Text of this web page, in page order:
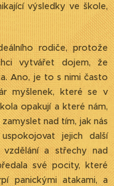
výsledky ve škole,
rodiče, protože
vytvářet dojem, že
Ano, je to s nimi často
myšlenek, které se v
opakují a které nám,
nad tím, jak nás
jejich další
a střechy nad
své pocity, které
panickými atakami, a